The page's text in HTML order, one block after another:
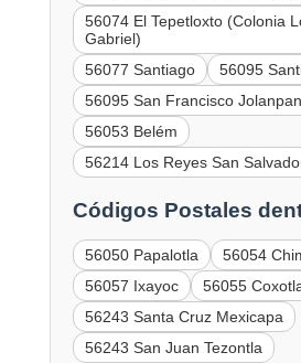
56074 El Tepetloxto (Colonia
Gabriel)
56077 Santiago
56095
56095 San Francisco Jolanpan
56053 Belém
56214 Los Reyes San
Códigos Postales
56050 Papalotla
56054
56057 Ixayoc
56055
56243 Santa Cruz Mexicapa
56243 San Juan Tezontla